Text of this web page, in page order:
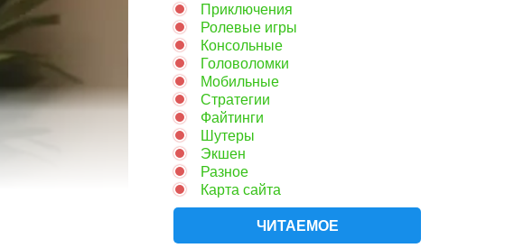
Приключения
Ролевые игры
Консольные
Головоломки
Мобильные
Стратегии
Файтинги
Шутеры
Экшен
Разное
Карта сайта
ЧИТАЕМОЕ